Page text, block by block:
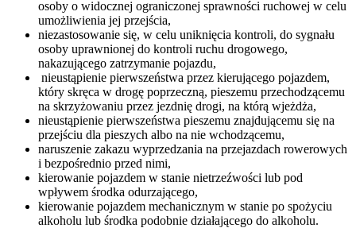
osoby o widocznej ograniczonej sprawności ruchowej w celu
umożliwienia jej przejścia,
niezastosowanie się, w celu uniknięcia kontroli, do sygnału
osoby uprawnionej do kontroli ruchu drogowego,
nakazującego zatrzymanie pojazdu,
nieustąpienie pierwszeństwa przez kierującego pojazdem,
który skręca w drogę poprzeczną, pieszemu przechodzącemu
na skrzyżowaniu przez jezdnię drogi, na którą wjeżdża,
nieustąpienie pierwszeństwa pieszemu znajdującemu się na
przejściu dla pieszych albo na nie wchodzącemu,
naruszenie zakazu wyprzedzania na przejazdach rowerowych
i bezpośrednio przed nimi,
kierowanie pojazdem w stanie nietrzeźwości lub pod
wpływem środka odurzającego,
kierowanie pojazdem mechanicznym w stanie po spożyciu
alkoholu lub środka podobnie działającego do alkoholu.